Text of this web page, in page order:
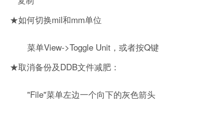
★如何切换mil和mm单位
菜单View->Toggle Unit，或者按Q键
★取消备份及DDB文件减肥：
"File"菜单左边一个向下的灰色箭头